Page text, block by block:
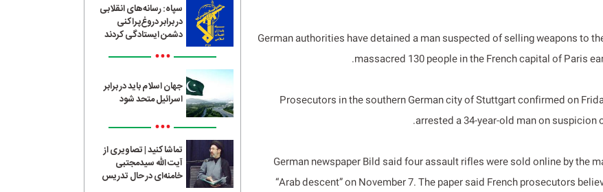
German authorities have detained a man suspected of selling weapons to
massacred 130 people in the French capital of Paris
Prosecutors in the southern German city of Stuttgart confirmed on
arrested a 34-year-old man on suspicion
German newspaper Bild said four assault rifles were sold online by the
“Arab descent” on November 7. The paper said French prosecutors
سپاه: رسانه‌های انقلابی
در برابر دروغ‌پراکنی
دشمن ایستادگی کردند
•••
جهان اسلام باید در برابر
اسرائیل متحد شود
•••
تماشا کنید | تصاویری از
آیت الله سیدمجتبی
خامنه‌ای در حال تدریس